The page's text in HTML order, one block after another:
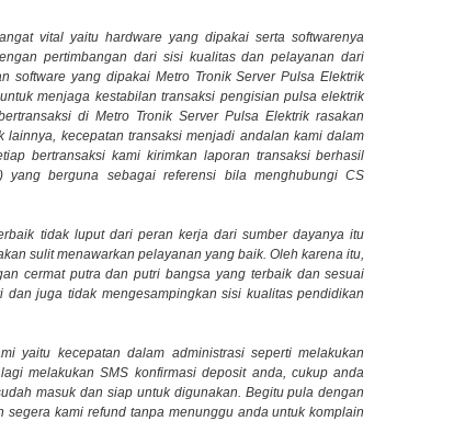
vital yaitu hardware yang dipakai serta softwarenya
pertimbangan dari sisi kualitas dan pelayanan dari
software yang dipakai Metro Tronik Server Pulsa Elektrik
menjaga kestabilan transaksi pengisian pulsa elektrik
di Metro Tronik Server Pulsa Elektrik rasakan
kecepatan transaksi menjadi andalan kami dalam
bertransaksi kami kirimkan laporan transaksi berhasil
yang berguna sebagai referensi bila menghubungi CS
tidak luput dari peran kerja dari sumber dayanya itu
sulit menawarkan pelayanan yang baik. Oleh karena itu,
cermat putra dan putri bangsa yang terbaik dan sesuai
juga tidak mengesampingkan sisi kualitas pendidikan
yaitu kecepatan dalam administrasi seperti melakukan
melakukan SMS konfirmasi deposit anda, cukup anda
masuk dan siap untuk digunakan. Begitu pula dengan
kami refund tanpa menunggu anda untuk komplain